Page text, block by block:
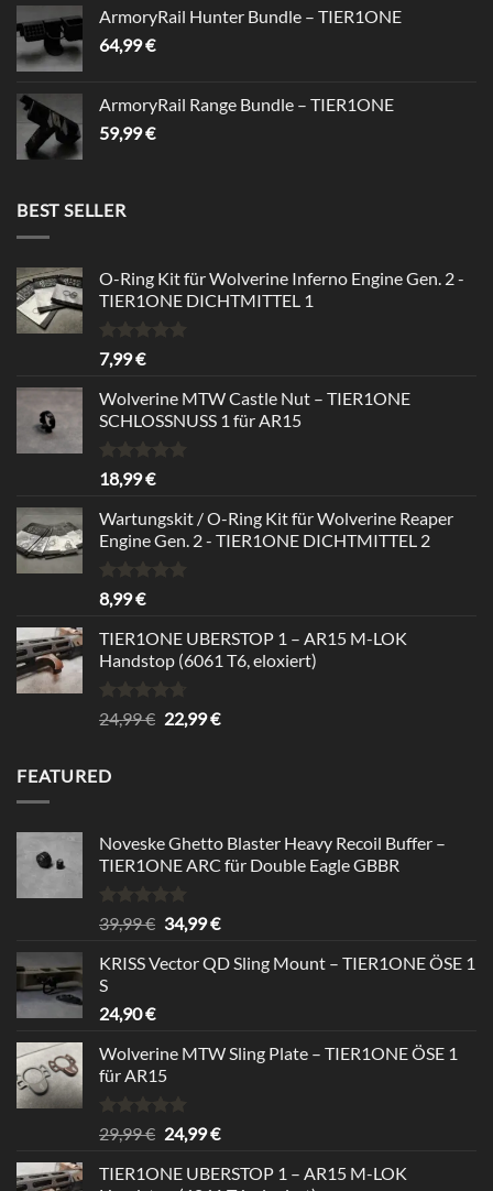
ArmoryRail Hunter Bundle – TIER1ONE
64,99€
ArmoryRail Range Bundle – TIER1ONE
59,99€
BEST SELLER
O-Ring Kit für Wolverine Inferno Engine Gen. 2 -
TIER1ONE DICHTMITTEL 1
Bewertet
mit
von 5
7,99€
Wolverine MTW Castle Nut – TIER1ONE
SCHLOSSNUSS 1 für AR15
Bewertet
mit
von 5
18,99€
Wartungskit / O-Ring Kit für Wolverine Reaper
Engine Gen. 2 - TIER1ONE DICHTMITTEL 2
Bewertet
mit
von 5
8,99€
TIER1ONE UBERSTOP 1 – AR15 M-LOK
Handstop (6061 T6, eloxiert)
Bewertet
mit
24,99€ Ursprünglicher
22,99€Aktueller
FEATURED
Noveske Ghetto Blaster Heavy Recoil Buffer –
TIER1ONE ARC für Double Eagle GBBR
Bewertet
mit
von 5
39,99€ Ursprünglicher
war:
34,99€Aktueller
ist:
KRISS Vector QD Sling Mount – TIER1ONE ÖSE 1
S
24,90€
Wolverine MTW Sling Plate – TIER1ONE ÖSE 1
für AR15
Bewertet
mit
von 5
29,99€ Ursprünglicher
war:
24,99€Aktueller
ist:
TIER1ONE UBERSTOP 1 – AR15 M-LOK